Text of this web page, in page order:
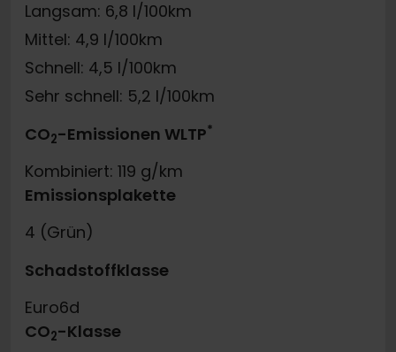
Langsam: 6,8 l/100km
Mittel: 4,9 l/100km
Schnell: 4,5 l/100km
Sehr schnell: 5,2 l/100km
CO2-Emissionen WLTP*
Kombiniert: 119 g/km
Emissionsplakette
4 (Grün)
Schadstoffklasse
Euro6d
CO2-Klasse